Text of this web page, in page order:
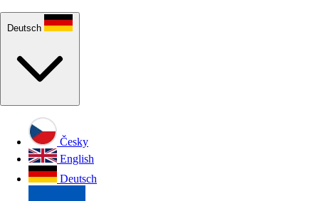
Deutsch
Česky
English
Deutsch